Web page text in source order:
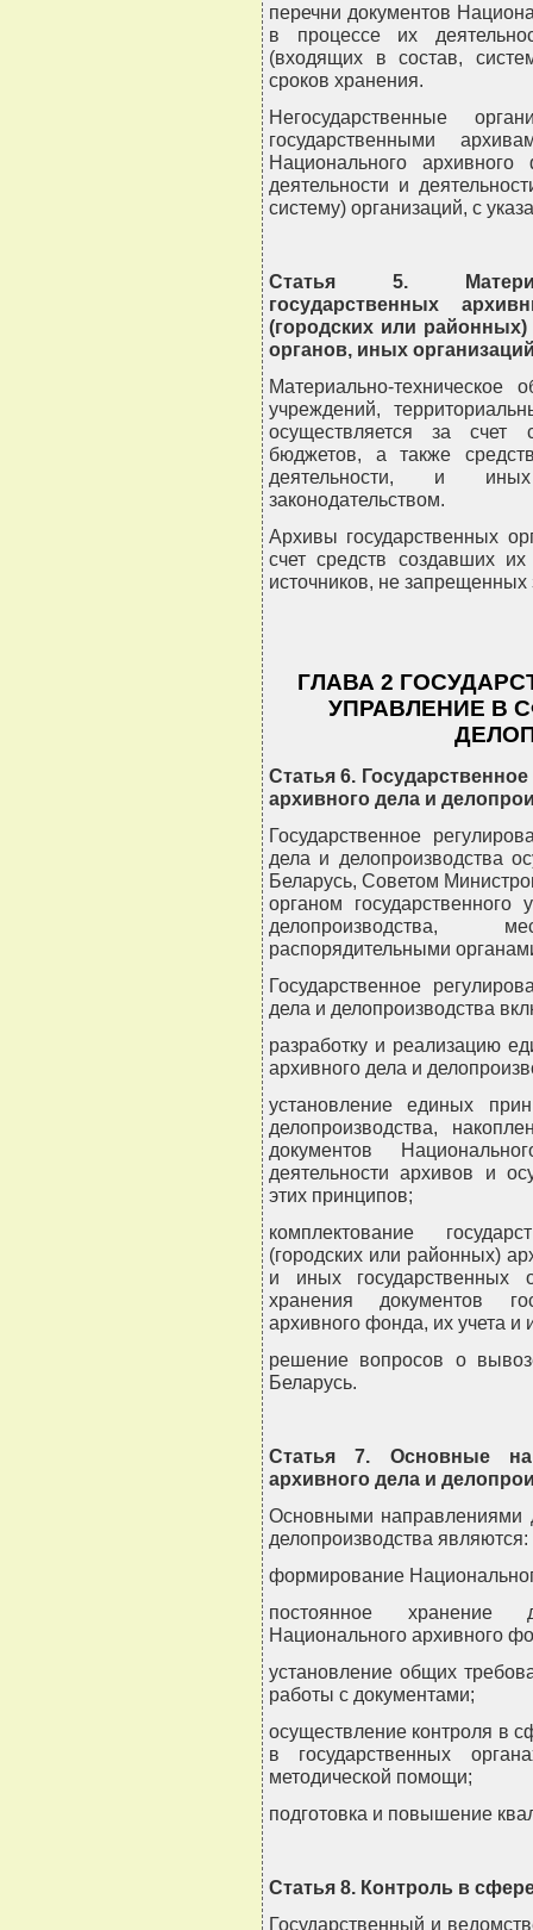
перечни документов
в процессе их
(входящих в состав,
сроков хранения.
Негосударственные
государственными
Национального
деятельности и
систему) организаций, с
Статья 5.
государственных
(городских или
органов, иных
Материально-техническое
учреждений,
осуществляется за счет
бюджетов, а также
деятельности, и
законодательством.
Архивы государственных
счет средств создавших
источников, не запрещенных
ГЛАВА 2
УПРАВЛЕНИЕ В
Статья 6.
архивного дела и
Государственное
дела и делопроизводства
Беларусь, Советом
органом
делопроизводства,
распорядительными
Государственное
дела и делопроизводства
разработку и реализацию
архивного дела и
установление единых
делопроизводства,
документов
деятельности архивов и
этих принципов;
комплектование
(городских или районных)
и иных государственных
хранения документов
архивного фонда, их учета и
решение вопросов о
Беларусь.
Статья 7. Основные
архивного дела и
Основными направлениями
делопроизводства являются:
формирование
постоянное хранение
Национального архивного
установление общих
работы с документами;
осуществление контроля в
в государственных
методической помощи;
подготовка и повышение
Статья 8. Контроль в
Государственный и